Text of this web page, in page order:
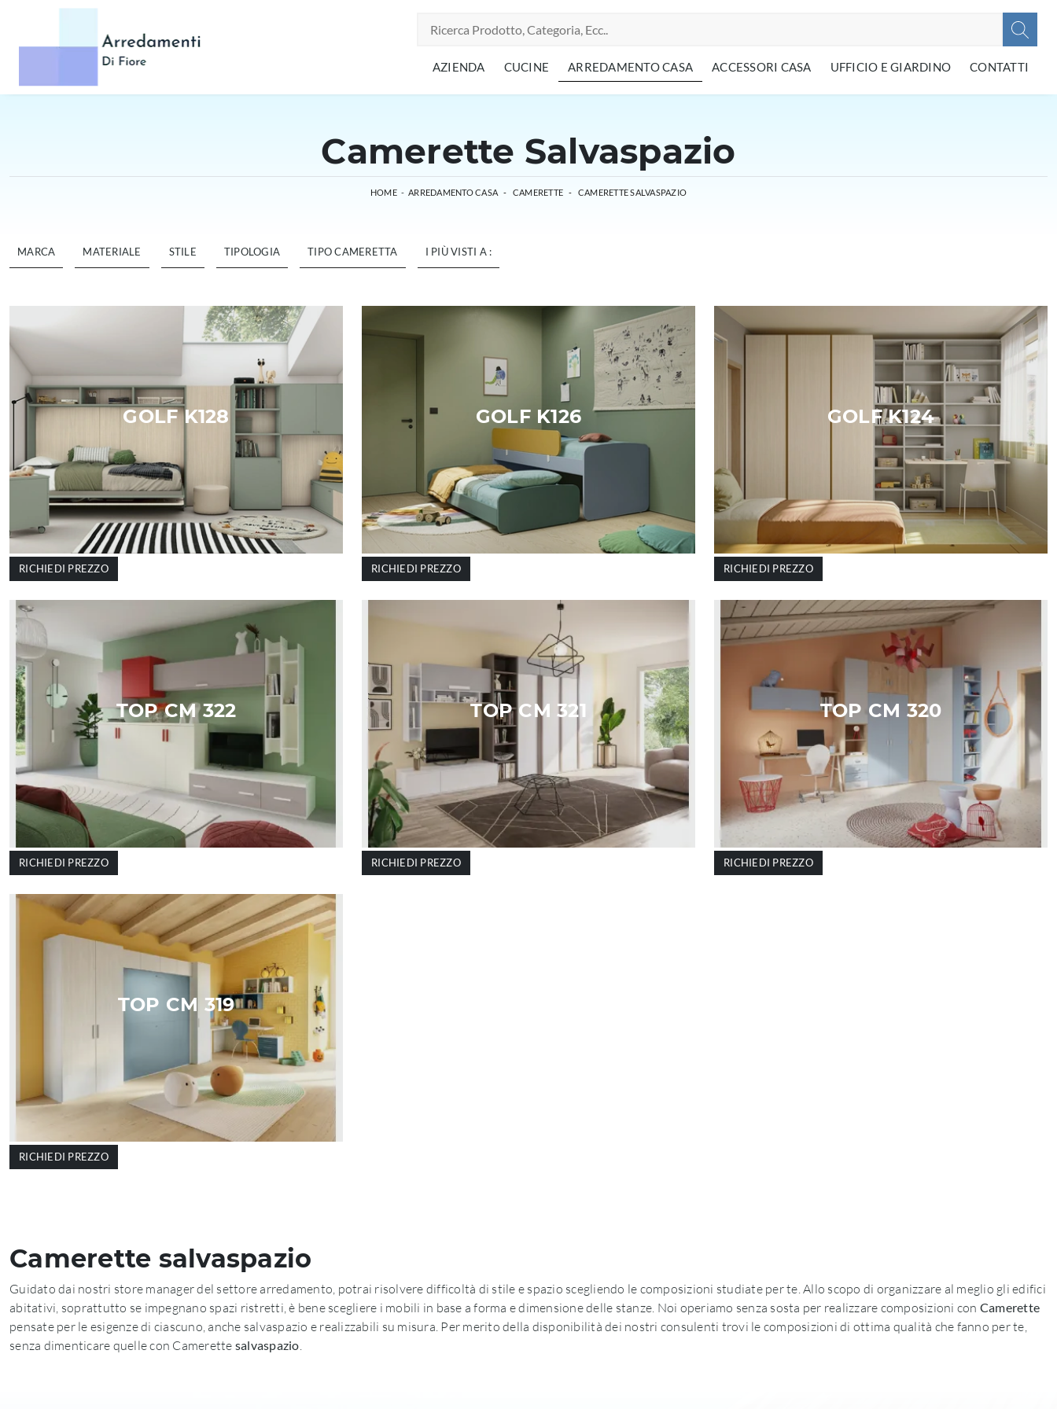
AZIENDA CUCINE ARREDAMENTO CASA ACCESSORI CASA UFFICIO E GIARDINO CONTATTI
Camerette Salvaspazio
HOME - ARREDAMENTO CASA - CAMERETTE - CAMERETTE SALVASPAZIO
MARCA MATERIALE STILE TIPOLOGIA TIPO CAMERETTA I PIÙ VISTI A :
GOLF K128
RICHIEDI PREZZO
GOLF K126
RICHIEDI PREZZO
GOLF K124
RICHIEDI PREZZO
TOP CM 322
RICHIEDI PREZZO
TOP CM 321
RICHIEDI PREZZO
TOP CM 320
RICHIEDI PREZZO
TOP CM 319
RICHIEDI PREZZO
Camerette salvaspazio
Guidato dai nostri store manager del settore arredamento, potrai risolvere difficoltà di stile e spazio scegliendo le composizioni studiate per te. Allo scopo di organizzare al meglio gli edifici
abitativi, soprattutto se impegnano spazi ristretti, è bene scegliere i mobili in base a forma e dimensione delle stanze. Noi operiamo senza sosta per realizzare composizioni con Camerette
pensate per le esigenze di ciascuno, anche salvaspazio e realizzabili su misura. Per merito della disponibilità dei nostri consulenti trovi le composizioni di ottima qualità che fanno per te,
senza dimenticare quelle con Camerette salvaspazio.